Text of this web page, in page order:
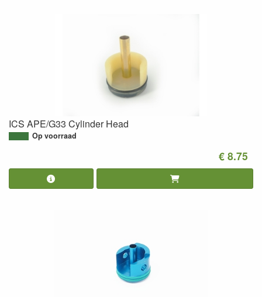
ICS APE/G33 Cylinder Head
Op voorraad
€ 8.75